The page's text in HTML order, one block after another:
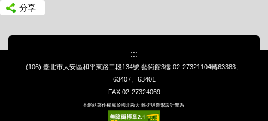
分享
:::
(106) 臺北市大安區和平東路二段134號 藝術館3樓 02-27321104轉63383、
63407、63401
FAX:02-27324069
本網站著作權屬於國北教大 藝術與造形設計學系